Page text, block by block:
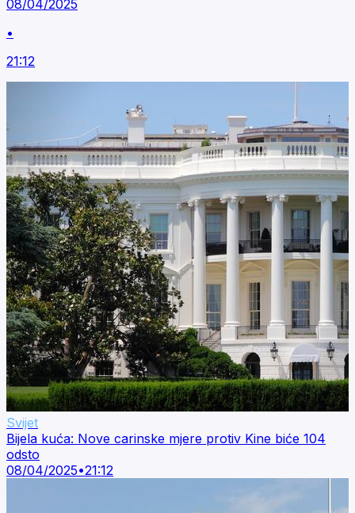
08/04/2025
•
21:12
Svijet
Bijela kuća: Nove carinske mjere protiv Kine biće 104
odsto
08/04/2025•21:12